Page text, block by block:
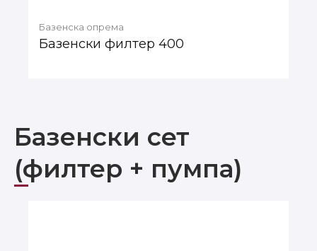
Базенска опрема
Базенски филтер 400
Базенски сет
(филтер + пумпа)